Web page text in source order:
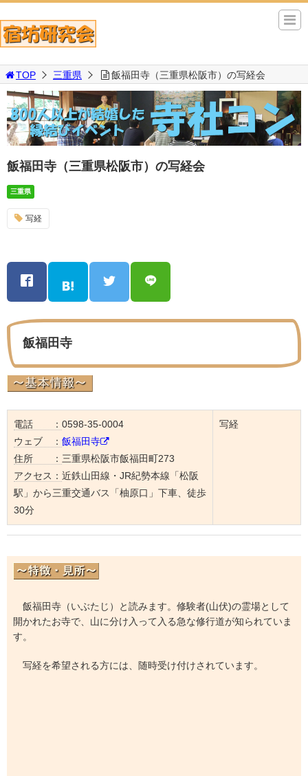
TOP 三重県 飯福田寺（三重県松阪市）の写経会
飯福田寺（三重県松阪市）の写経会
三重県
写経
飯福田寺
電話 ： 0598-35-0004
ウェブ ： 飯福田寺
住所 ： 三重県松阪市飯福田町273
アクセス： 近鉄山田線・JR紀勢本線「松阪
駅」から三重交通バス「柚原口」下車、徒歩
30分
写経
飯福田寺（いぶたじ）と読みます。修験者(山伏)の霊場として
開かれたお寺で、山に分け入って入る急な修行道が知られていま
す。
写経を希望される方には、随時受け付けされています。